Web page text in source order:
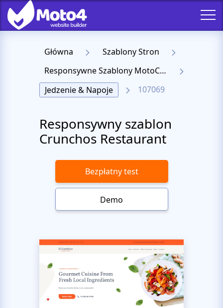
Główna
Szablony Stron
Responsywne Szablony MotoCMS 3
Jedzenie & Napoje
107069
Responsywny szablon
Crunchos Restaurant
Bezpłatny test
Demo